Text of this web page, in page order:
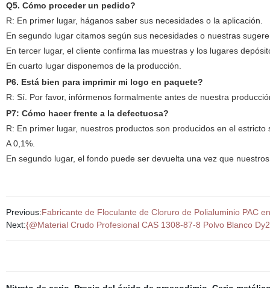
Q5. Cómo proceder un pedido?
R: En primer lugar, háganos saber sus necesidades o la aplicación.
En segundo lugar citamos según sus necesidades o nuestras
En tercer lugar, el cliente confirma las muestras y los lugares
En cuarto lugar disponemos de la producción.
P6. Está bien para imprimir mi logo en paquete?
R: Sí. Por favor, infórmenos formalmente antes de nuestra
P7: Cómo hacer frente a la defectuosa?
R: En primer lugar, nuestros productos son producidos en el
A 0,1%.
En segundo lugar, el fondo puede ser devuelta una vez que
Previous:Fabricante de Floculante de Cloruro de Polialuminio PAC
Next:{@Material Crudo Profesional CAS 1308-87-8 Polvo Blanco